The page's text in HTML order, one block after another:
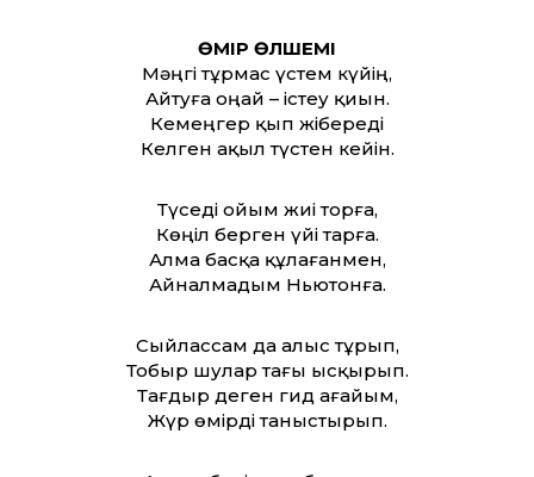
ӨМІР ӨЛШЕМІ
Мәңгі тұрмас үстем күйің,
Айтуға оңай – істеу қиын.
Кемеңгер қып жібереді
Келген ақыл түстен кейін.
Түседі ойым жиі торға,
Көңіл берген үйі тарға.
Алма басқа құлағанмен,
Айналмадым Ньютонға.
Сыйлассам да алыс тұрып,
Тобыр шулар тағы ысқырып.
Тағдыр деген гид ағайым,
Жүр өмірді таныстырып.